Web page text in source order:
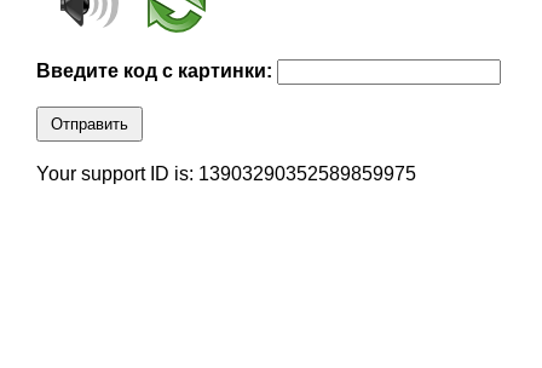
Введите код с картинки:
Отправить
Your support ID is: 13903290352589859975